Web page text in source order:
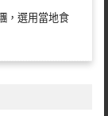
，選用當地食